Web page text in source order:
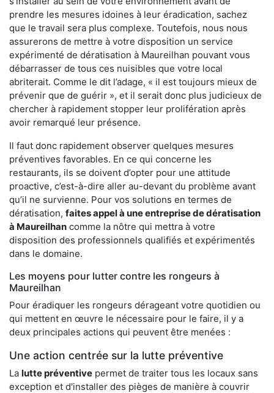
prendre les mesures idoines à leur éradication, sachez
que le travail sera plus complexe. Toutefois, nous nous
assurerons de mettre à votre disposition un service
expérimenté de dératisation à Maureilhan pouvant vous
débarrasser de tous ces nuisibles que votre local
abriterait. Comme le dit l’adage, « il est toujours mieux de
prévenir que de guérir », et il serait donc plus judicieux de
chercher à rapidement stopper leur prolifération après
avoir remarqué leur présence.
Il faut donc rapidement observer quelques mesures
préventives favorables. En ce qui concerne les
restaurants, ils se doivent d’opter pour une attitude
proactive, c’est-à-dire aller au-devant du problème avant
qu’il ne survienne. Pour vos solutions en termes de
dératisation, faites appel à une entreprise de dératisation
à Maureilhan comme la nôtre qui mettra à votre
disposition des professionnels qualifiés et expérimentés
dans le domaine.
Les moyens pour lutter contre les rongeurs à
Maureilhan
Pour éradiquer les rongeurs dérageant votre quotidien ou
qui mettent en œuvre le nécessaire pour le faire, il y a
deux principales actions qui peuvent être menées :
Une action centrée sur la lutte préventive
La lutte préventive permet de traiter tous les locaux sans
exception et d'installer des pièges de manière à couvrir